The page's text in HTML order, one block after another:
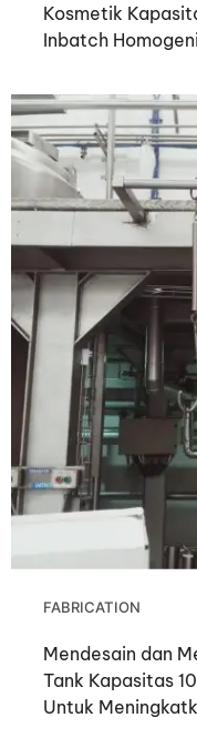
Kosmetik
Inbatch
FABRICATION
Mendesain dan
Tank Kapasitas
Untuk